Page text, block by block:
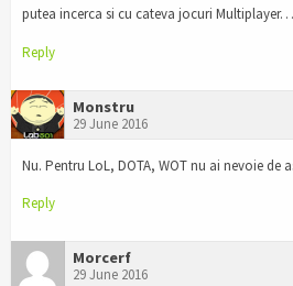
putea incerca si cu cateva jocuri Multiplayer…
Reply
Monstru
29 June 2016
Nu. Pentru LoL, DOTA, WOT nu ai nevoie de
Reply
Morcerf
29 June 2016